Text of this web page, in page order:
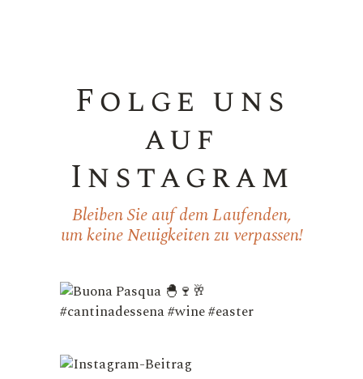
Folge uns
auf
Instagram
Bleiben Sie auf dem Laufenden,
um keine Neuigkeiten zu verpassen!